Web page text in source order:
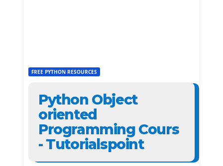
FREE PYTHON RESOURCES
Python Object
oriented
Programming Cours
- Tutorialspoint